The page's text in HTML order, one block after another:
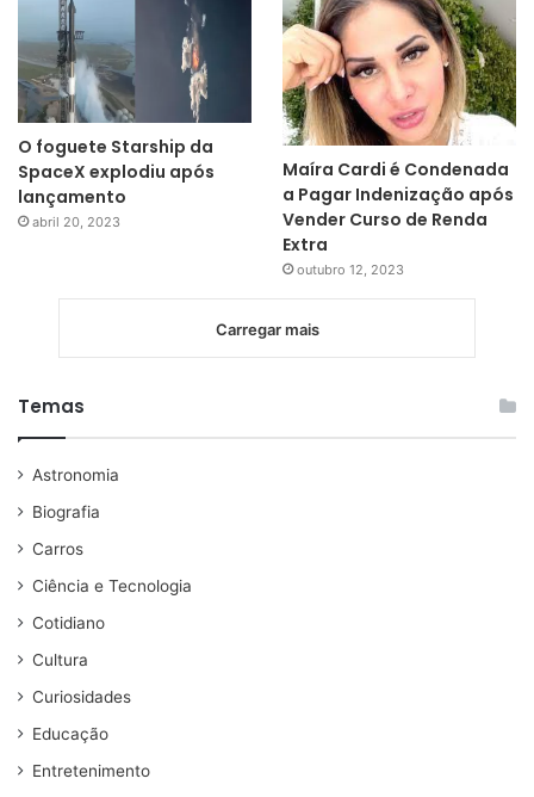
O foguete Starship da
SpaceX explodiu após
lançamento
abril 20, 2023
Maíra Cardi é Condenada
a Pagar Indenização após
Vender Curso de Renda
Extra
outubro 12, 2023
Carregar mais
Temas
Astronomia
Biografia
Carros
Ciência e Tecnologia
Cotidiano
Cultura
Curiosidades
Educação
Entretenimento